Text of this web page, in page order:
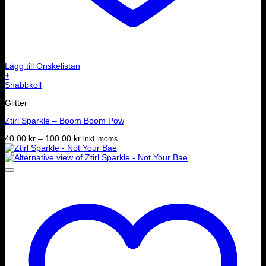
Lägg till Önskelistan
+
Den
produkten
flera
De
olika
alternativen
kan
Snabbkoll
Glitter
Ztirl Sparkle – Boom Boom Pow
40.00 kr – 100.00 krPrisintervall:
40.00 kr
till
inkl. moms